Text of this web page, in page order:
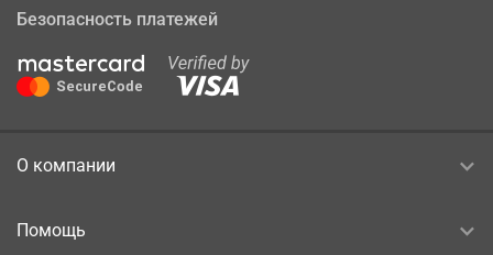
Безопасность платежей
О компании
Помощь